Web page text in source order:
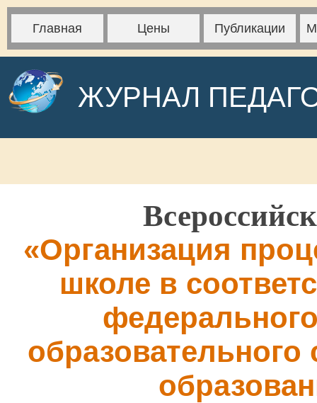
Главная Цены Публикации
ЖУРНАЛ
«Организация
школе в
образовательного